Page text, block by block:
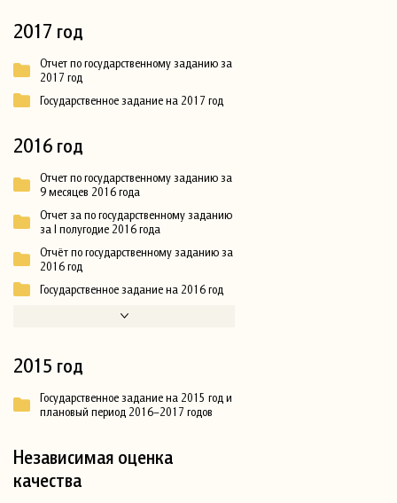
2017 год
Отчет по государственному заданию за
2017 год
Государственное задание на 2017 год
2016 год
Отчет по государственному заданию за
9 месяцев 2016 года
Отчет за по государственному заданию
за I полугодие 2016 года
Отчёт по государственному заданию за
2016 год
Государственное задание на 2016 год
2015 год
Государственное задание на 2015 год и
плановый период 2016–2017 годов
Независимая оценка
качества